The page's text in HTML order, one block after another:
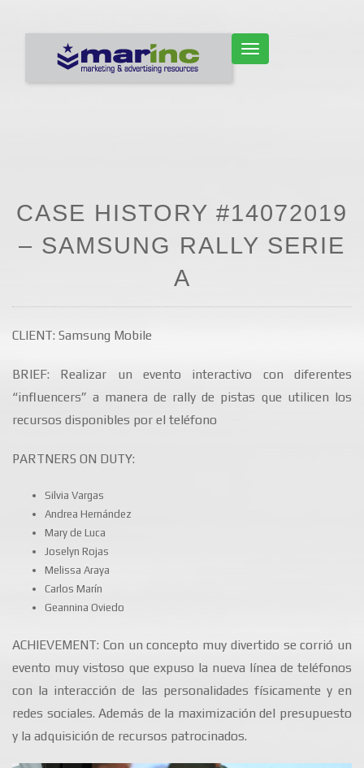
CAMBIAR NAVEGACIÓN
CASE HISTORY #14072019
– SAMSUNG RALLY SERIE
A
CLIENT: Samsung Mobile
BRIEF: Realizar un evento interactivo con diferentes
“influencers” a manera de rally de pistas que utilicen los
recursos disponibles por el teléfono
PARTNERS ON DUTY:
Silvia Vargas
Andrea Hernández
Mary de Luca
Joselyn Rojas
Melissa Araya
Carlos Marín
Geannina Oviedo
ACHIEVEMENT: Con un concepto muy divertido se corrió un
evento muy vistoso que expuso la nueva línea de teléfonos
con la interacción de las personalidades físicamente y en
redes sociales. Además de la maximización del presupuesto
y la adquisición de recursos patrocinados.